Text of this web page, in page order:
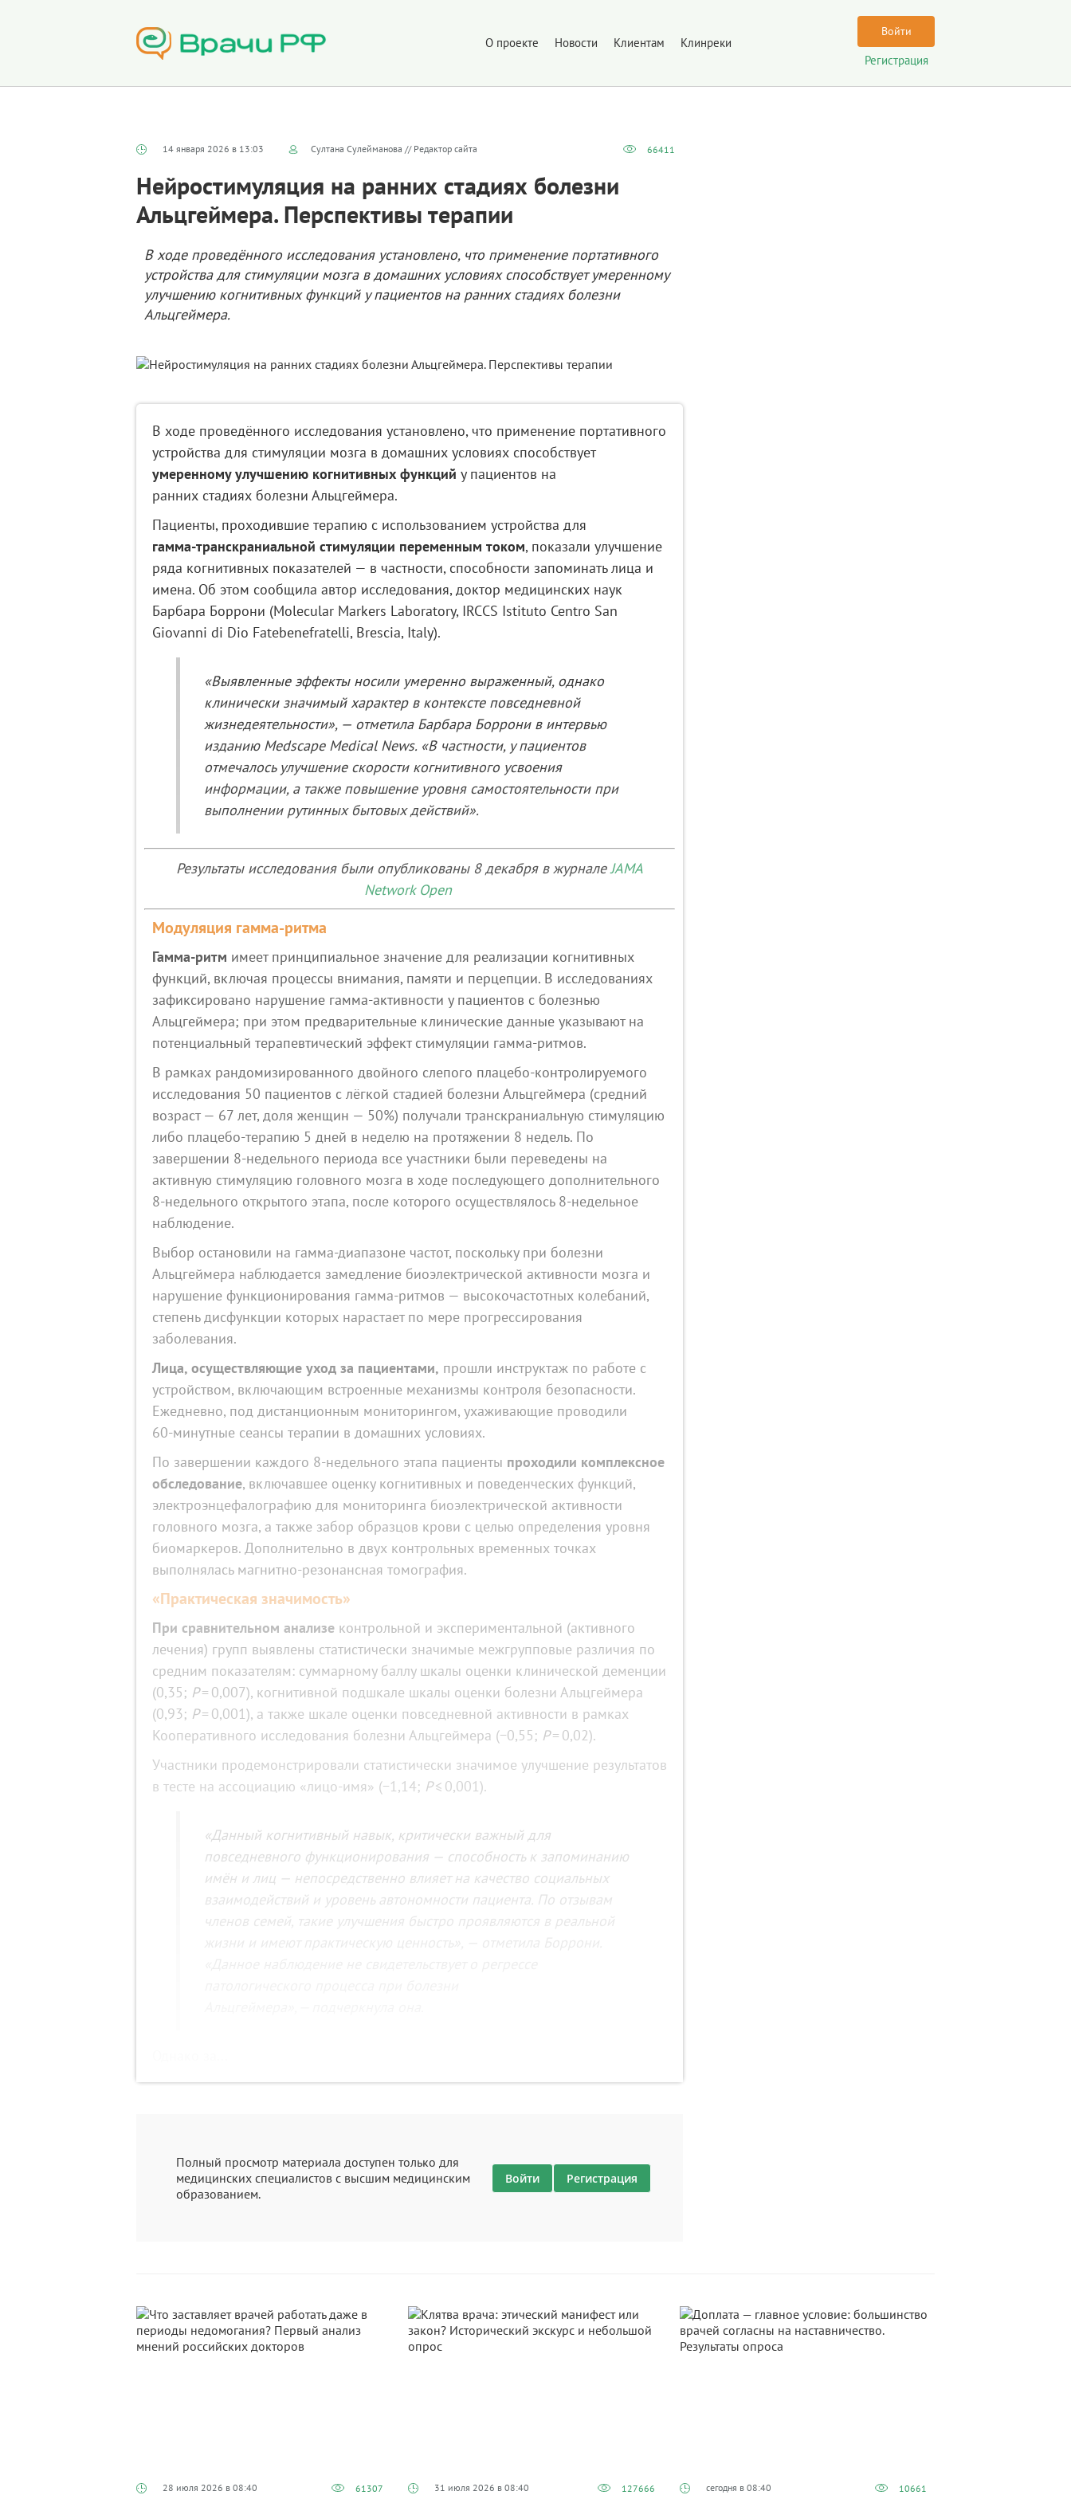
О проекте Новости Клиентам Клинреки
Войти
Регистрация
14 января 2026 в 13:03 Султана Сулейманова // Редактор сайта 66411
Нейростимуляция на ранних стадиях болезни
Альцгеймера. Перспективы терапии
В ходе проведённого исследования установлено, что применение портативного
устройства для стимуляции мозга в домашних условиях способствует умеренному
улучшению когнитивных функций у пациентов на ранних стадиях болезни
Альцгеймера.
В ходе проведённого исследования установлено, что применение портативного
устройства для стимуляции мозга в домашних условиях способствует
умеренному улучшению когнитивных функций у пациентов на
ранних стадиях болезни Альцгеймера.
Пациенты, проходившие терапию с использованием устройства для
гамма‑транскраниальной стимуляции переменным током, показали улучшение
ряда когнитивных показателей — в частности, способности запоминать лица и
имена. Об этом сообщила автор исследования, доктор медицинских наук
Барбара Боррони (Molecular Markers Laboratory, IRCCS Istituto Centro San
Giovanni di Dio Fatebenefratelli, Brescia, Italy).
«Выявленные эффекты носили умеренно выраженный, однако
клинически значимый характер в контексте повседневной
жизнедеятельности», — отметила Барбара Боррони в интервью
изданию Medscape Medical News. «В частности, у пациентов
отмечалось улучшение скорости когнитивного усвоения
информации, а также повышение уровня самостоятельности при
выполнении рутинных бытовых действий».
Результаты исследования были опубликованы 8 декабря в журналеJAMA
Network Open
Модуляция гамма‑ритма
Гамма‑ритм имеет принципиальное значение для реализации когнитивных
функций, включая процессы внимания, памяти и перцепции. В исследованиях
зафиксировано нарушение гамма‑активности у пациентов с болезнью
Альцгеймера; при этом предварительные клинические данные указывают на
потенциальный терапевтический эффект стимуляции гамма‑ритмов.
В рамках рандомизированного двойного слепого плацебо‑контролируемого
исследования 50 пациентов с лёгкой стадией болезни Альцгеймера (средний
возраст — 67 лет, доля женщин — 50%) получали транскраниальную стимуляцию
либо плацебо‑терапию 5 дней в неделю на протяжении 8 недель. По
завершении 8‑недельного периода все участники были переведены на
активную стимуляцию головного мозга в ходе последующего дополнительного
8‑недельного открытого этапа, после которого осуществлялось 8‑недельное
наблюдение.
Выбор остановили на гамма‑диапазоне частот, поскольку при болезни
Альцгеймера наблюдается замедление биоэлектрической активности мозга и
нарушение функционирования гамма‑ритмов — высокочастотных колебаний,
степень дисфункции которых нарастает по мере прогрессирования
заболевания.
Лица, осуществляющие уход за пациентами, прошли инструктаж по работе с
устройством, включающим встроенные механизмы контроля безопасности.
Ежедневно, под дистанционным мониторингом, ухаживающие проводили
60‑минутные сеансы терапии в домашних условиях.
По завершении каждого 8‑недельного этапа пациенты проходили комплексное
обследование, включавшее оценку когнитивных и поведенческих функций,
электроэнцефалографию для мониторинга биоэлектрической активности
головного мозга, а также забор образцов крови с целью определения уровня
биомаркеров. Дополнительно в двух контрольных временных точках
выполнялась магнитно‑резонансная томография.
«Практическая значимость»
При сравнительном анализе контрольной и экспериментальной (активного
лечения) групп выявлены статистически значимые межгрупповые различия по
средним показателям: суммарному баллу шкалы оценки клинической деменции
(0,35; P= 0,007), когнитивной подшкале шкалы оценки болезни Альцгеймера
(0,93; P= 0,001), а также шкале оценки повседневной активности в рамках
Кооперативного исследования болезни Альцгеймера (−0,55; P= 0,02).
Участники продемонстрировали статистически значимое улучшение результатов
в тесте на ассоциацию «лицо‑имя» (−1,14; P≤ 0,001).
«Данный когнитивный навык, критически важный для
повседневного функционирования — способность к запоминанию
имён и лиц — непосредственно влияет на качество социальных
взаимодействий и уровень автономности пациента. По отзывам
членов семей, такие улучшения быстро проявляются в реальной
Полный просмотр материала доступен только для
медицинских специалистов с высшим медицинским
образованием.
Войти Регистрация
28 июля 2026 в 08:40 61307 31 июля 2026 в 08:40 127666 сегодня в 08:40 10661